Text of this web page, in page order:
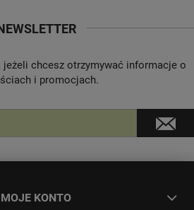
jeżeli chcesz otrzymywać informacje o
i promocjach.
MOJE KONTO